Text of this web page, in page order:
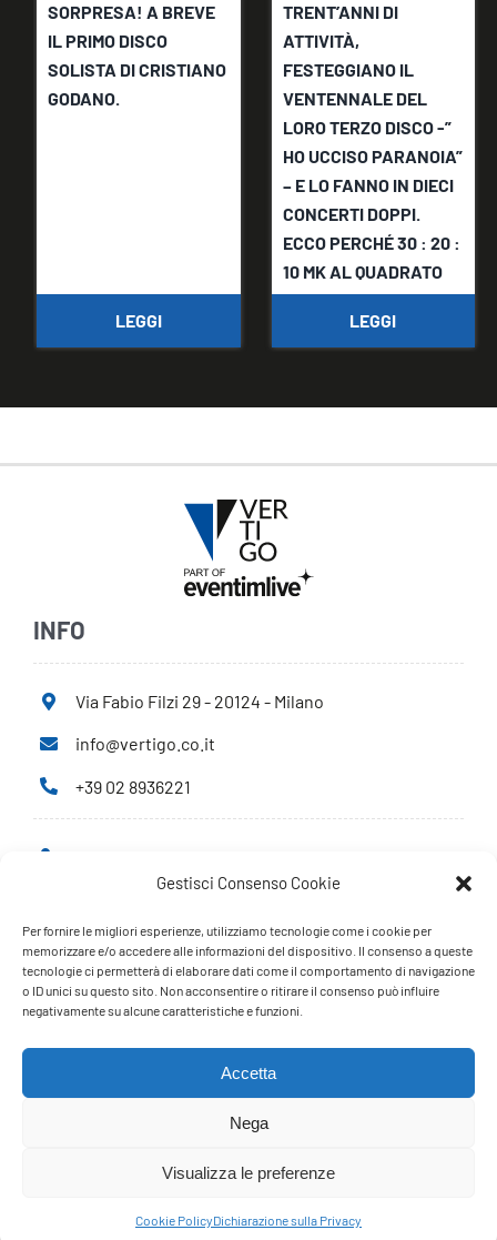
Gestisci Consenso Cookie
Per fornire le migliori esperienze, utilizziamo tecnologie come i cookie per
memorizzare e/o accedere alle informazioni del dispositivo. Il consenso a queste
tecnologie ci permetterà di elaborare dati come il comportamento di navigazione
o ID unici su questo sito. Non acconsentire o ritirare il consenso può influire
negativamente su alcune caratteristiche e funzioni.
Accetta
Nega
Visualizza le preferenze
Cookie PolicyDichiarazione sulla Privacy
SORPRESA! A BREVE
IL PRIMO DISCO
SOLISTA DI CRISTIANO
GODANO.
LEGGI
TRENT’ANNI DI
ATTIVITÀ,
FESTEGGIANO IL
VENTENNALE DEL
LORO TERZO DISCO -”
HO UCCISO PARANOIA”
– E LO FANNO IN DIECI
CONCERTI DOPPI.
ECCO PERCHÉ 30 : 20 :
10 MK AL QUADRATO
LEGGI
INFO
Via Fabio Filzi 29 - 20124 - Milano
info@vertigo.co.it
+39 02 8936221
PARTNERS